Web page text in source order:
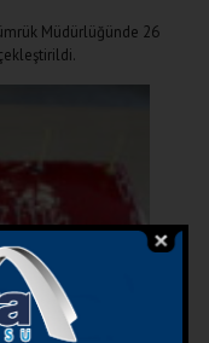
Müdürlüğünde 26